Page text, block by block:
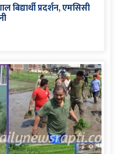
बिद्यार्थी प्रदर्शन, एमसिसी